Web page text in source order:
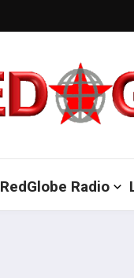
RedGlobe Radio